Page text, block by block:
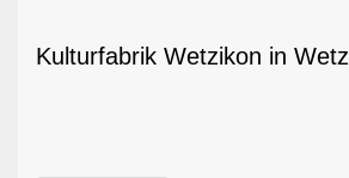
Kulturfabrik Wetzikon in